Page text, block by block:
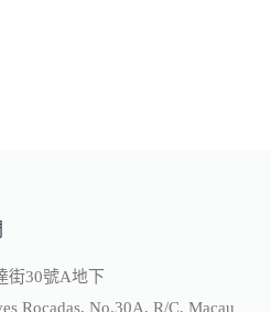
街30號A地下
Rocadas, No.30A, R/C, Macau